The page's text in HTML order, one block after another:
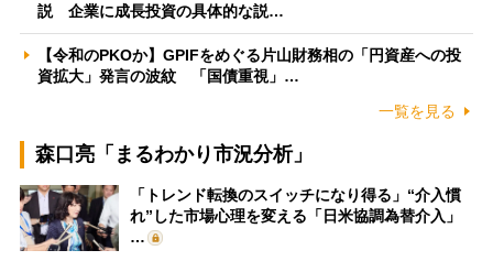
説 企業に成長投資の具体的な説…
【令和のPKOか】GPIFをめぐる片山財務相の「円資産への投
資拡大」発言の波紋 「国債重視」…
一覧を見る
森口亮「まるわかり市況分析」
「トレンド転換のスイッチになり得る」“介入慣
れ”した市場心理を変える「日米協調為替介入」
…